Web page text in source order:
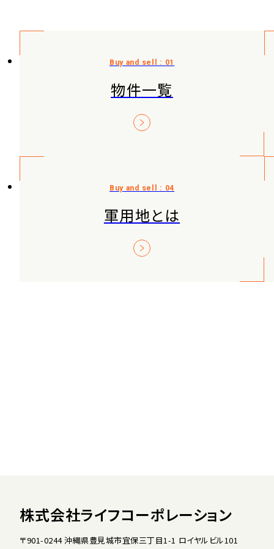
物件一覧
軍用地とは
株式会社ライフコーポレーション
〒901-0244 沖縄県豊見城市宜保三丁目1-1 ロイヤルビル101